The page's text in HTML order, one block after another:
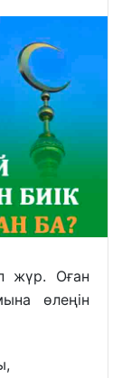
жүр. Оған
өлеңін